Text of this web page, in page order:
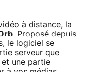
à distance, la
. Proposé depuis
le logiciel se
serveur que
une partie